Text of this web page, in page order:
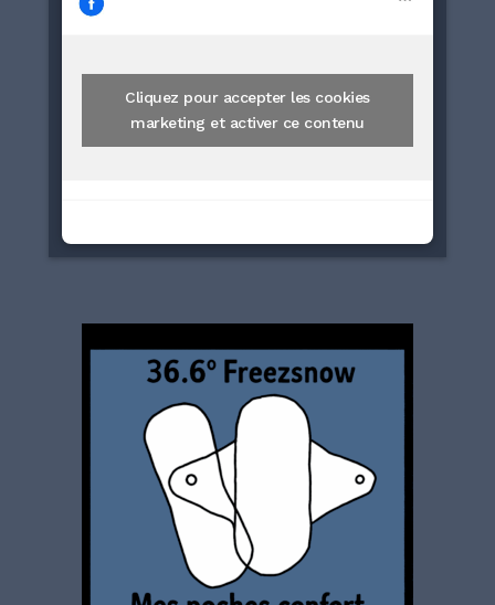
Cliquez pour accepter les cookies
marketing et activer ce contenu